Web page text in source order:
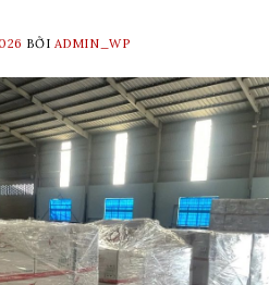
BỞI ADMIN_WP